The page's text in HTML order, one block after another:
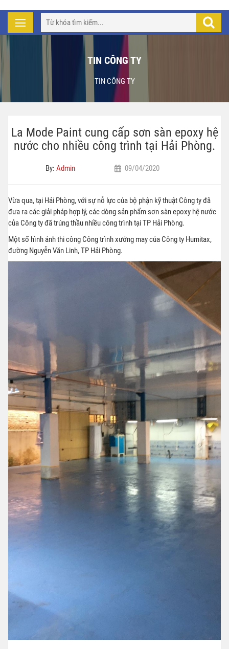
TIN CÔNG TY
TIN CÔNG TY
La Mode Paint cung cấp sơn sàn epoxy hệ
nước cho nhiều công trình tại Hải Phòng.
By: Admin 09/04/2020
Vừa qua, tại Hải Phòng, với sự nỗ lực của bộ phận kỹ thuật Công ty đã
đưa ra các giải pháp hợp lý, các dòng sản phẩm sơn sàn epoxy hệ nước
của Công ty đã trúng thầu nhiều công trình tại TP Hải Phòng.
Một số hình ảnh thi công Công trình xưởng may của Công ty Humitax,
đường Nguyễn Văn Linh, TP Hải Phòng.